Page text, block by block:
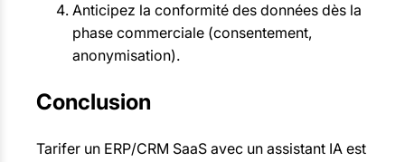
Anticipez la conformité des données dès la
phase commerciale (consentement,
anonymisation).
Conclusion
Tarifer un ERP/CRM SaaS avec un assistant IA est